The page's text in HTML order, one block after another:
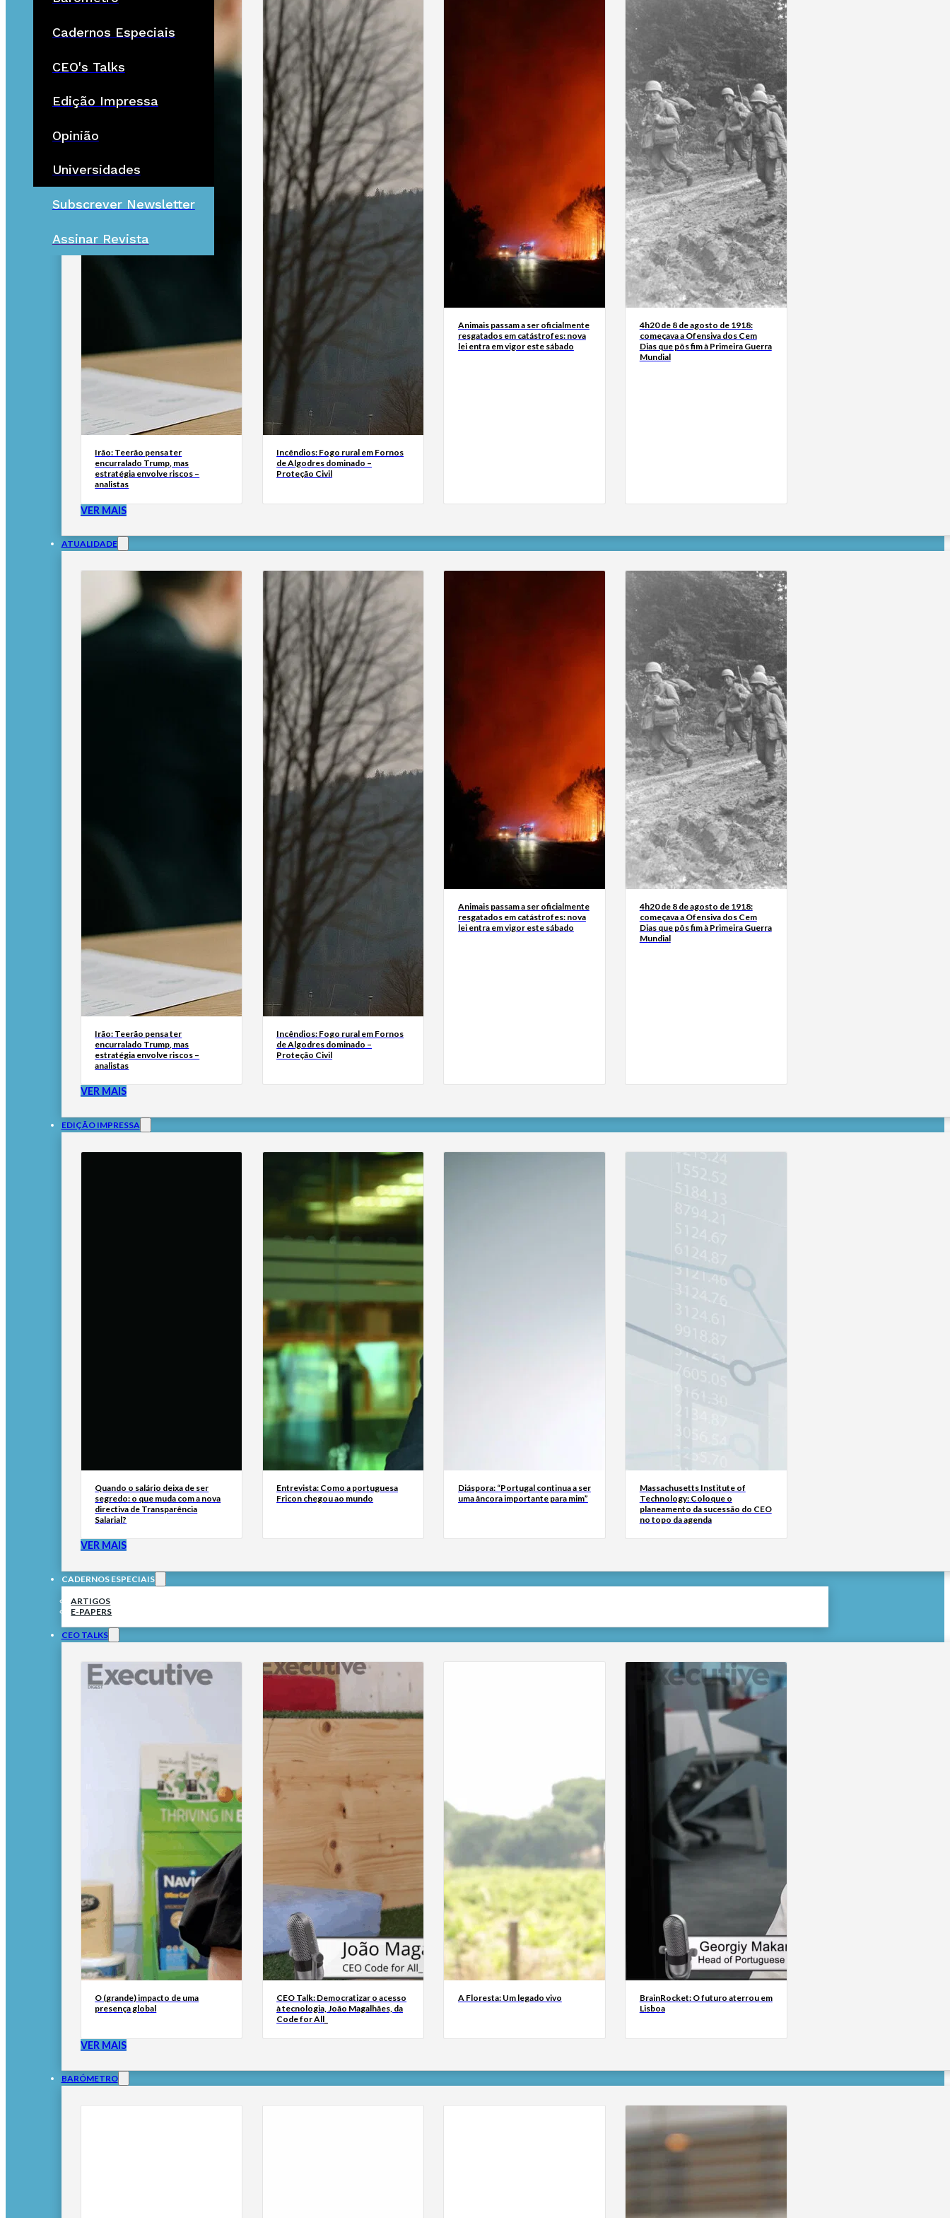
Cadernos Especiais
CEO's Talks
Edição Impressa
Opinião
Universidades
Subscrever Newsletter
Assinar Revista
Irão: Teerão pensa ter
encurralado Trump, mas
estratégia envolve riscos –
analistas
Incêndios: Fogo rural em Fornos
de Algodres dominado –
Proteção Civil
Animais passam a ser oficialmente
resgatados em catástrofes: nova
lei entra em vigor este sábado
4h20 de 8 de agosto de 1918:
começava a Ofensiva dos Cem
Dias que pôs fim à Primeira Guerra
Mundial
VER MAIS
ATUALIDADE
Irão: Teerão pensa ter
encurralado Trump, mas
estratégia envolve riscos –
analistas
Incêndios: Fogo rural em Fornos
de Algodres dominado –
Proteção Civil
Animais passam a ser oficialmente
resgatados em catástrofes: nova
lei entra em vigor este sábado
4h20 de 8 de agosto de 1918:
começava a Ofensiva dos Cem
Dias que pôs fim à Primeira Guerra
Mundial
VER MAIS
EDIÇÃO IMPRESSA
Quando o salário deixa de ser
segredo: o que muda com a nova
directiva de Transparência
Salarial?
Entrevista: Como a portuguesa
Fricon chegou ao mundo
Diáspora: “Portugal continua a ser
uma âncora importante para mim”
Massachusetts Institute of
Technology: Coloque o
planeamento da sucessão do CEO
no topo da agenda
VER MAIS
CADERNOS ESPECIAIS
ARTIGOS
E-PAPERS
CEO TALKS
O (grande) impacto de uma
presença global
CEO Talk: Democratizar o acesso
à tecnologia, João Magalhães, da
Code for All_
A Floresta: Um legado vivo
BrainRocket: O futuro aterrou em
Lisboa
VER MAIS
BARÓMETRO